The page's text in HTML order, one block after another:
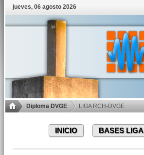
jueves, 06 agosto 2026
Diploma DVGE LIGA RCH-DVGE
INICIO BASES LIGA